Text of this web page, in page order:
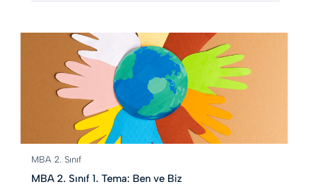
MBA 2. Sınıf
MBA 2. Sınıf 1. Tema: Ben ve Biz